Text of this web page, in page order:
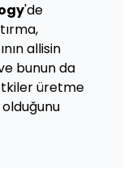
'de
allisin
bunun da
üretme